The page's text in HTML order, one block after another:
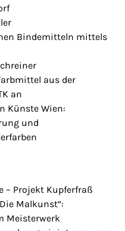
Bindemitteln mittels
aus der
an
Künste Wien:
und
– Projekt Kupferfraß
Malkunst“:
Meisterwerk